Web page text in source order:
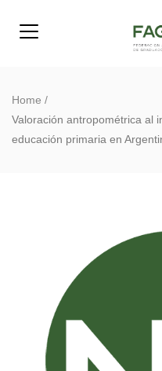
Home /
Valoración antropométrica al
educación primaria en